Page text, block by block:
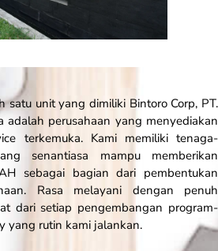
satu unit yang dimiliki Bintoro Corp, PT.
adalah perusahaan yang menyediakan
terkemuka. Kami memiliki tenaga-
senantiasa mampu memberikan
sebagai bagian dari pembentukan
Rasa melayani dengan penuh
dari setiap pengembangan program-
yang rutin kami jalankan.